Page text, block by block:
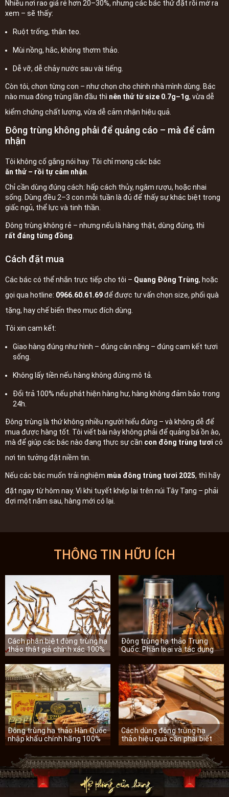
Nhiều nơi rao giá rẻ hơn 20–30%, nhưng các bác thử đặt rồi mở ra
xem – sẽ thấy:
Ruột trống, thân teo.
Mùi nồng, hắc, không thơm thảo.
Dễ vỡ, dễ chảy nước sau vài tiếng.
Còn tôi, chọn từng con – như chọn cho chính nhà mình dùng. Bác
nào mua đông trùng lần đầu thì nên thử từ size 0.7g–1g, vừa dễ
kiểm chứng chất lượng, vừa dễ cảm nhận hiệu quả.
Đông trùng không phải để quảng cáo – mà để cảm
nhận
Tôi không cố gắng nói hay. Tôi chỉ mong các bác
ăn thử – rồi tự cảm nhận
Chỉ cần dùng đúng cách: hấp cách thủy, ngâm rượu, hoặc nhai
sống. Dùng đều 2–3 con mỗi tuần là đủ để thấy sự khác biệt trong
giấc ngủ, thể lực và tinh thần.
Đông trùng không rẻ – nhưng nếu là hàng thật, dùng đúng, thì
rất đáng từng đồng
Cách đặt mua
Các bác có thể nhắn trực tiếp cho tôi – Quang Đông Trùng, hoặc
gọi qua hotline: 0966.60.61.69để được tư vấn chọn size, phối quà
tặng, hay chế biến theo mục đích dùng.
Tôi xin cam kết:
Giao hàng đúng như hình – đúng cân nặng – đúng cam kết tươi
sống.
Không lấy tiền nếu hàng không đúng mô tả.
Đổi trả 100% nếu phát hiện hàng hư, hàng không đảm bảo trong
24h.
Đông trùng là thứ không nhiều người hiểu đúng – và không dễ để
mua được hàng tốt. Tôi viết bài này không phải để quảng bá ồn ào,
mà để giúp các bác nào đang thực sự cần con đông trùng tươi có
nơi tin tưởng đặt niềm tin.
Nếu các bác muốn trải nghiệm mùa đông trùng tươi 2025, thì hãy
đặt ngay từ hôm nay. Vì khi tuyết khép lại trên núi Tây Tạng – phải
đợi một năm sau, hàng mới có lại.
THÔNG TIN HỮU ÍCH
Cách phân biệt đông trùng hạ
thảo thật giả chính xác 100%
Đông trùng hạ thảo Trung
Quốc: Phân loại và tác dụng
Đông trùng hạ thảo Hàn Quốc
nhập khẩu chính hãng 100%
Cách dùng đông trùng hạ
thảo hiệu quả cần phải biết